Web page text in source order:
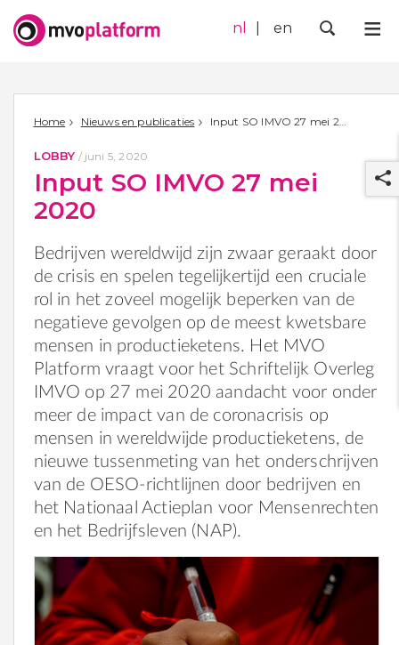
nl en
Home Nieuws en publicaties
LOBBY / juni 5, 2020
Input SO IMVO 27 mei
2020
Bedrijven wereldwijd zijn zwaar geraakt door
de crisis en spelen tegelijkertijd een cruciale
rol in het zoveel mogelijk beperken van de
negatieve gevolgen op de meest kwetsbare
mensen in productieketens. Het MVO
Platform vraagt voor het Schriftelijk Overleg
IMVO op 27 mei 2020 aandacht voor onder
meer de impact van de coronacrisis op
mensen in wereldwijde productieketens, de
nieuwe tussenmeting van het onderschrijven
van de OESO-richtlijnen door bedrijven en
het Nationaal Actieplan voor Mensenrechten
en het Bedrijfsleven (NAP).